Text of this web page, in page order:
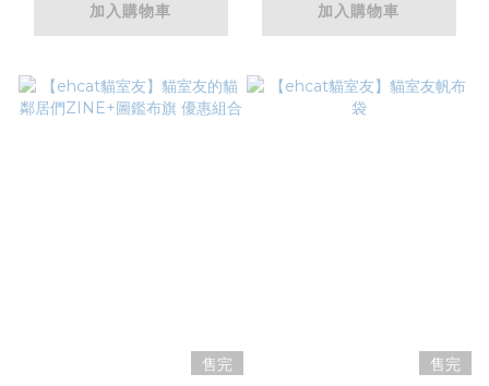
加入購物車 加入購物車
售完 售完